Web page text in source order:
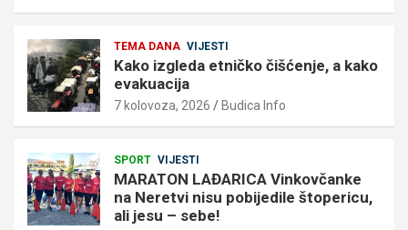
TEMA DANA VIJESTI
Kako izgleda etničko čišćenje, a kako
evakuacija
7 kolovoza, 2026 Budica Info
SPORT VIJESTI
MARATON LAĐARICA Vinkovčanke
na Neretvi nisu pobijedile štopericu,
ali jesu – sebe!